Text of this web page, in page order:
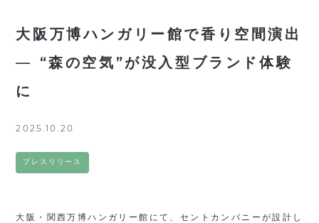
大阪万博ハンガリー館で香り空間演出
— “森の空気”が没入型ブランド体験
に
2025.10.20
プレスリリース
大阪・関西万博ハンガリー館にて、セントカンパニーが設計し